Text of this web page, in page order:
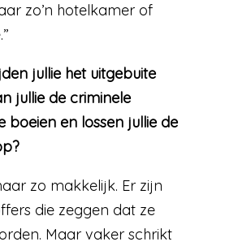
zo’n hotelkamer of
jullie het uitgebuite
jullie de criminele
boeien en lossen jullie de
zo makkelijk. Er zijn
die zeggen dat ze
Maar vaker schrikt